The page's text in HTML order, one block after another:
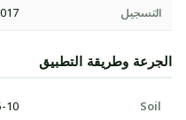
التسجيل
الجرعة وطريقة التطبيق
Soil
or as per label